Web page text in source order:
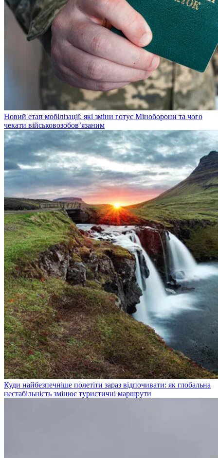
Новий етап мобілізації: які зміни готує Міноборони та чого
чекати військовозобов’язаним
Куди найбезпечніше полетіти зараз відпочивати: як глобальна
нестабільність змінює туристичні маршрути